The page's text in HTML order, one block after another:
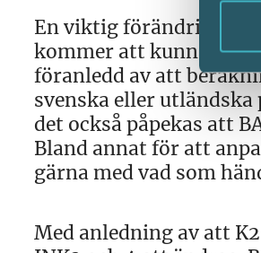
En viktig förändring för
kommer att kunna
föranledd av att
svenska eller
det också påpekas att
Bland annat för att
gärna med vad som
Med anledning av att